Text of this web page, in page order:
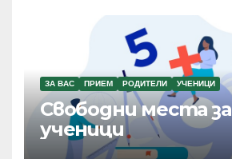
ЗА ВАС ПРИЕМ РОДИТЕЛИ УЧЕНИЦИ
Свободни места за
ученици